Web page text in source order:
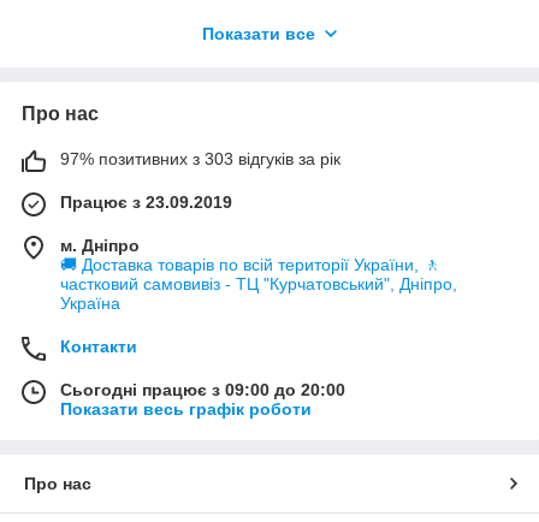
та практичними, особливо для тих, хто часто переміщається з
зберігання інших інструментів або приладдя.
оформлені в яскравих кольорах або із загальним дизайном,
що дозволяє швидко та легко визначити інструмент серед
інших інструментів та приладдя у майстерні або на
будмайданчику.
Показати все
Про нас
97% позитивних з 303 відгуків за рік
Працює з 23.09.2019
м. Дніпро
🚚 Доставка товарів по всій території України, 🚶
частковий самовивіз - ТЦ "Курчатовський", Дніпро,
Україна
Контакти
Сьогодні працює з 09:00 до 20:00
Показати весь графік роботи
Про нас